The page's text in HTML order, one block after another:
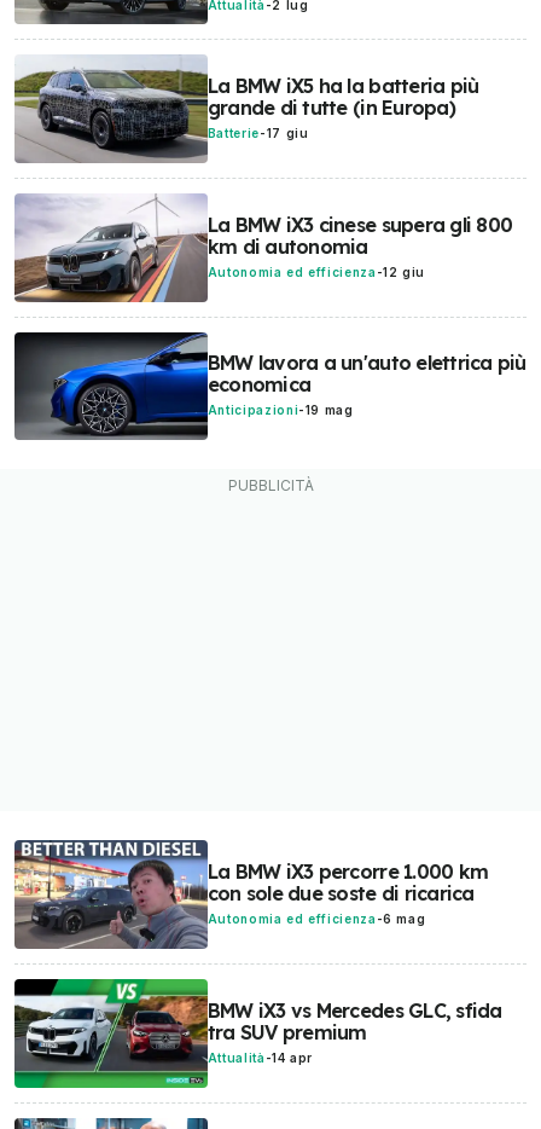
Attualità -2 lug
La BMW iX5 ha la batteria più
grande di tutte (in Europa)
Batterie-17 giu
La BMW iX3 cinese supera gli 800
km di autonomia
Autonomia ed efficienza -12 giu
BMW lavora a un'auto elettrica più
economica
Anticipazioni-19 mag
La BMW iX3 percorre 1.000 km
con sole due soste di ricarica
Autonomia ed efficienza -6 mag
BMW iX3 vs Mercedes GLC, sfida
tra SUV premium
Attualità -14 apr